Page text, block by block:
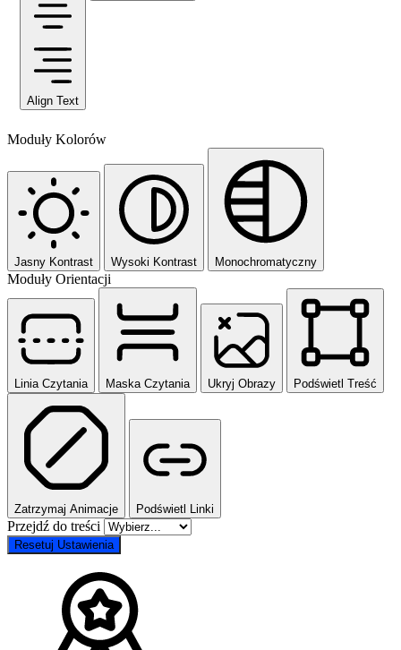
Align Text
Moduły Kolorów
Jasny Kontrast Wysoki Kontrast Monochromatyczny
Moduły Orientacji
Linia Czytania Maska Czytania Ukryj Obrazy Podświetl Treść
Zatrzymaj Animacje Podświetl Linki
Przejdź do treści
Resetuj Ustawienia